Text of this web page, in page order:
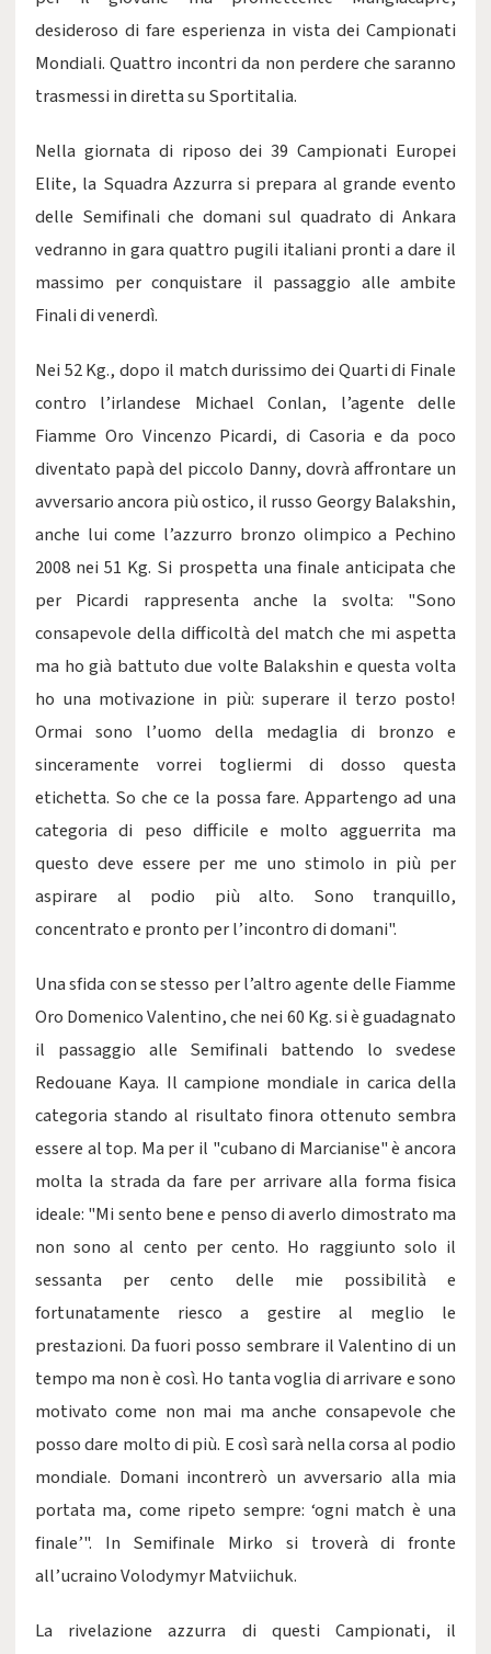
desideroso di fare esperienza in vista dei Campionati
Mondiali. Quattro incontri da non perdere che saranno
trasmessi in diretta su Sportitalia.
Nella giornata di riposo dei 39 Campionati Europei
Elite, la Squadra Azzurra si prepara al grande evento
delle Semifinali che domani sul quadrato di Ankara
vedranno in gara quattro pugili italiani pronti a dare il
massimo per conquistare il passaggio alle ambite
Finali di venerdì.
Nei 52 Kg., dopo il match durissimo dei Quarti di Finale
contro l’irlandese Michael Conlan, l’agente delle
Fiamme Oro Vincenzo Picardi, di Casoria e da poco
diventato papà del piccolo Danny, dovrà affrontare un
avversario ancora più ostico, il russo Georgy Balakshin,
anche lui come l’azzurro bronzo olimpico a Pechino
2008 nei 51 Kg. Si prospetta una finale anticipata che
per Picardi rappresenta anche la svolta: "Sono
consapevole della difficoltà del match che mi aspetta
ma ho già battuto due volte Balakshin e questa volta
ho una motivazione in più: superare il terzo posto!
Ormai sono l’uomo della medaglia di bronzo e
sinceramente vorrei togliermi di dosso questa
etichetta. So che ce la possa fare. Appartengo ad una
categoria di peso difficile e molto agguerrita ma
questo deve essere per me uno stimolo in più per
aspirare al podio più alto. Sono tranquillo,
concentrato e pronto per l’incontro di domani".
Una sfida con se stesso per l’altro agente delle Fiamme
Oro Domenico Valentino, che nei 60 Kg. si è guadagnato
il passaggio alle Semifinali battendo lo svedese
Redouane Kaya. Il campione mondiale in carica della
categoria stando al risultato finora ottenuto sembra
essere al top. Ma per il "cubano di Marcianise" è ancora
molta la strada da fare per arrivare alla forma fisica
ideale: "Mi sento bene e penso di averlo dimostrato ma
non sono al cento per cento. Ho raggiunto solo il
sessanta per cento delle mie possibilità e
fortunatamente riesco a gestire al meglio le
prestazioni. Da fuori posso sembrare il Valentino di un
tempo ma non è così. Ho tanta voglia di arrivare e sono
motivato come non mai ma anche consapevole che
posso dare molto di più. E così sarà nella corsa al podio
mondiale. Domani incontrerò un avversario alla mia
portata ma, come ripeto sempre: ‘ogni match è una
finale’". In Semifinale Mirko si troverà di fronte
all’ucraino Volodymyr Matviichuk.
La rivelazione azzurra di questi Campionati, il